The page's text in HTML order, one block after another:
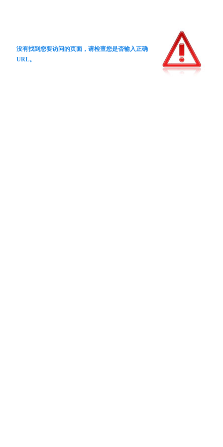
没有找到您要访问的页面，请检查您是否输入正确
URL。